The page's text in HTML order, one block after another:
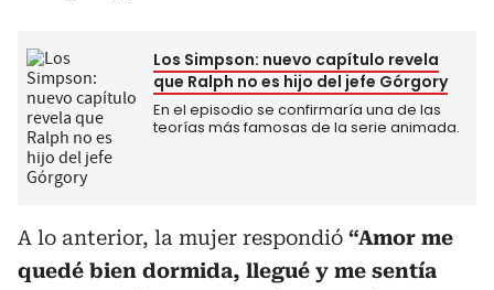
Los Simpson: nuevo capítulo revela
que Ralph no es hijo del jefe Górgory
En el episodio se confirmaría una de las
teorías más famosas de la serie animada.
A lo anterior, la mujer respondió “Amor me
quedé bien dormida, llegué y me sentía